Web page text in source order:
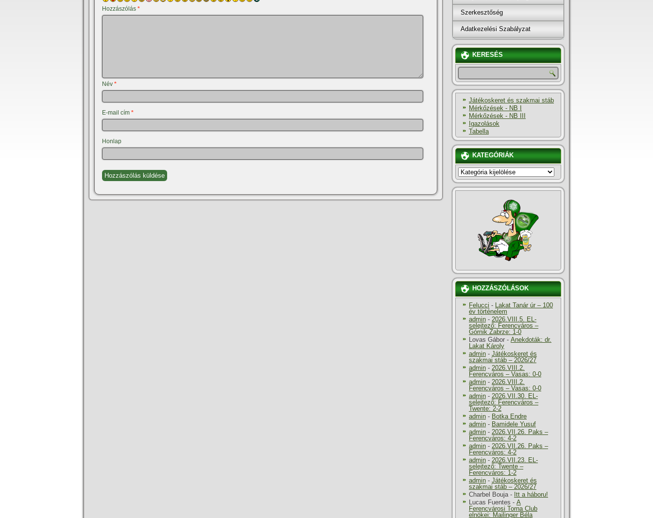
Hozzászólás *
Név *
E-mail cím *
Honlap
Szerkesztőség
Adatkezelési Szabályzat
KERESÉS
Játékoskeret és szakmai stáb
Mérkőzések - NB I
Mérkőzések - NB III
Igazolások
Tabella
KATEGÓRIÁK
KATEGÓRIÁK
HOZZÁSZÓLÁSOK
Felucci - Lakat Tanár úr – 100
év történelem
admin - 2026.VIII.5. EL-
selejtező: Ferencváros –
Górnik Zabrze: 1-0
Lovas Gábor - Anekdoták: dr.
Lakat Károly
admin - Játékoskeret és
szakmai stáb – 2026/27
admin - 2026.VIII.2.
Ferencváros – Vasas: 0-0
admin - 2026.VIII.2.
Ferencváros – Vasas: 0-0
admin - 2026.VII.30. EL-
selejtező: Ferencváros –
Twente: 2-2
admin - Botka Endre
admin - Bamidele Yusuf
admin - 2026.VII.26. Paks –
Ferencváros: 4-2
admin - 2026.VII.26. Paks –
Ferencváros: 4-2
admin - 2026.VII.23. EL-
selejtező: Twente –
Ferencváros: 1-2
admin - Játékoskeret és
szakmai stáb – 2026/27
Charbel Bouja- Itt a háboru!
Lucas Fuentes - A
Ferencvárosi Torna Club
elnökei: Mailinger Béla